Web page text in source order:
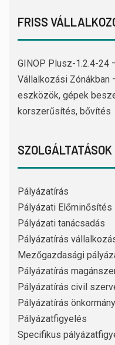
FRISS
GINOP Plusz-1.2.4-24
Vállalkozási
eszközök, gépek
korszerűsítés, bővítés
SZOLGÁLTATÁSOK
Pályázatírás
Pályázati Előminősítés
Pályázati tanácsadás
Pályázatírás
Mezőgazdasági
Pályázatírás
Pályázatírás civil
Pályázatírás
Pályázatfigyelés
Specifikus